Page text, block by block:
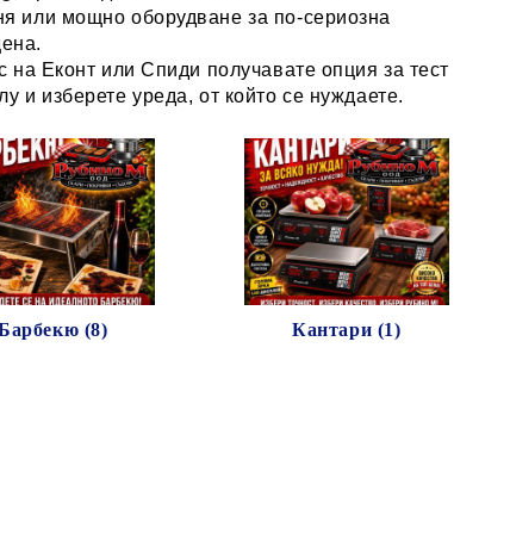
или мощно оборудване за по-сериозна
Еконт или Спиди получавате опция за тест
и изберете уреда, от който се нуждаете.
(8) Кантари (1)